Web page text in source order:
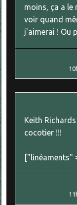
moins, ça a le
voir quand
j'aimerai ! Ou
Keith
cocotier !!!
["linéaments"